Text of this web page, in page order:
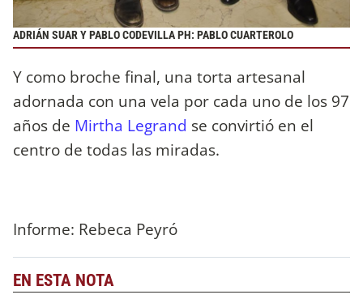
ADRIÁN SUAR Y PABLO CODEVILLA PH: PABLO CUARTEROLO
Y como broche final, una torta artesanal
adornada con una vela por cada uno de los 97
años de Mirtha Legrand se convirtió en el
centro de todas las miradas.
Informe: Rebeca Peyró
EN ESTA NOTA